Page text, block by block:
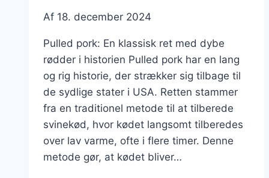
Af 18. december 2024
Pulled pork: En klassisk ret med dybe
rødder i historien Pulled pork har en lang
og rig historie, der strækker sig tilbage til
de sydlige stater i USA. Retten stammer
fra en traditionel metode til at tilberede
svinekød, hvor kødet langsomt tilberedes
over lav varme, ofte i flere timer. Denne
metode gør, at kødet bliver…